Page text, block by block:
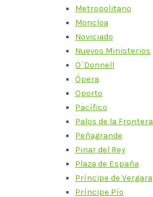
Metropolitano
Moncloa
Noviciado
Nuevos Ministerios
O´Donnell
Ópera
Oporto
Pacífico
Palos de la Frontera
Peñagrande
Pinar del Rey
Plaza de España
Príncipe de Vergara
Príncipe Pío